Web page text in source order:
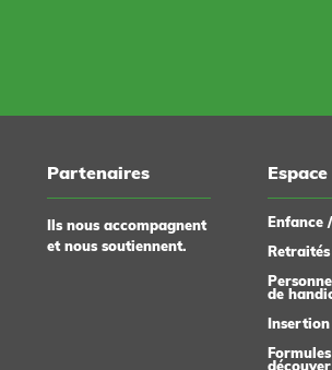
Partenaires
Ils nous accompagnent
et nous soutiennent.
Espace
Enfance
Retraités
de